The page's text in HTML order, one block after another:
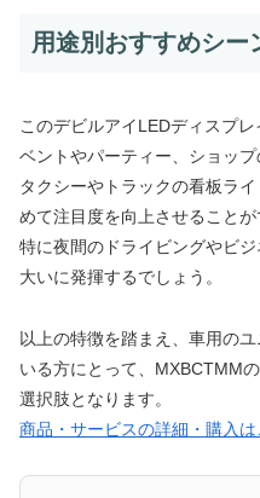
用途別おすすめシー
このデビルアイLEDディスプ
ベントやパーティー、ショップ
タクシーやトラックの看板ラ
めて注目度を向上させることが
特に夜間のドライビングやビ
大いに発揮するでしょう。
以上の特徴を踏まえ、車用の
いる方にとって、MXBCTMM
選択肢となります。
商品・サービスの詳細・購入は